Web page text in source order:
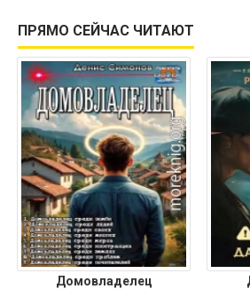
ПРЯМО СЕЙЧАС ЧИТАЮТ
Домовладелец